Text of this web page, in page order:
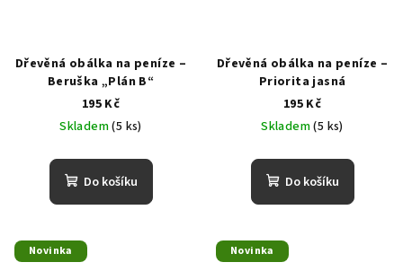
Dřevěná obálka na peníze –
Beruška „Plán B“
195 Kč
Skladem(5 ks)
Do košíku
Dřevěná obálka na peníze –
Priorita jasná
195 Kč
Skladem(5 ks)
Do košíku
Novinka Novinka